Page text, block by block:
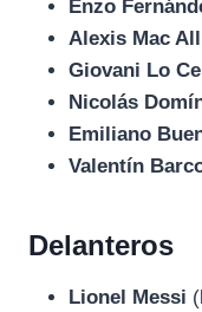
Enzo
Alexis Mac
Giovani Lo
Nicolás
Emiliano
Valentín
Delanteros
Lionel Messi (